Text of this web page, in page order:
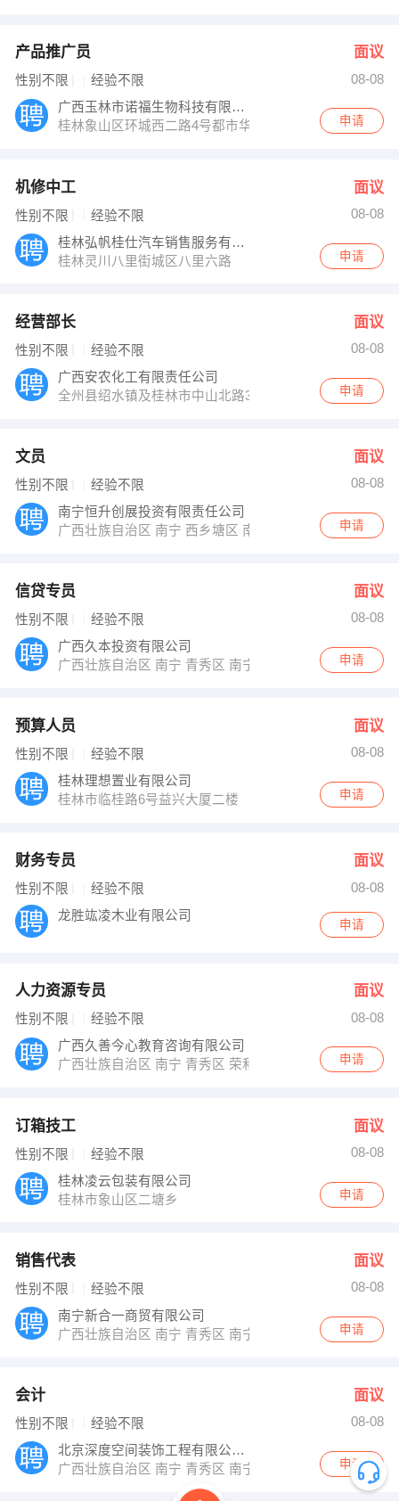
产品推广员 面议
性别不限 经验不限
08-08
广西玉林市诺福生物科技有限公司
桂林象山区环城西二路4号都市华庭1楼羊奶小屋申请
机修中工 面议
性别不限 经验不限
08-08
桂林弘帆桂仕汽车销售服务有限公司
桂林灵川八里街城区八里六路
申请
经营部长 面议
性别不限 经验不限
08-08
广西安农化工有限责任公司
全州县绍水镇及桂林市中山北路30号
申请
文员 面议
性别不限 经验不限
08-08
南宁恒升创展投资有限责任公司
广西壮族自治区 南宁 西乡塘区 南宁新阳北路5号5栋1单
申请
信贷专员 面议
性别不限 经验不限
08-08
广西久本投资有限公司
广西壮族自治区 南宁 青秀区 南宁市青秀区金湖路59号地
申请
预算人员 面议
性别不限 经验不限
08-08
桂林理想置业有限公司
桂林市临桂路6号益兴大厦二楼
申请
财务专员 面议
性别不限 经验不限
08-08
龙胜竑凌木业有限公司
申请
人力资源专员 面议
性别不限 经验不限
08-08
广西久善今心教育咨询有限公司
广西壮族自治区 南宁 青秀区 荣和中央公园1号楼3301
申请
订箱技工 面议
性别不限 经验不限
08-08
桂林凌云包装有限公司
桂林市象山区二塘乡
申请
销售代表 面议
性别不限 经验不限
08-08
南宁新合一商贸有限公司
广西壮族自治区 南宁 青秀区 南宁市青秀区民族大道89号
申请
会计 面议
性别不限 经验不限
08-08
北京深度空间装饰工程有限公司南宁分公司
广西壮族自治区 南宁 青秀区 南宁市民族大道86号金和大
申请